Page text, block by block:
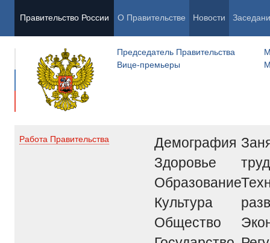
Правительство России О Правительстве Новости
Председатель Правительства
Вице-премьеры
Работа Правительства
Демография
Здоровье
Образование
Культура
Общество
труд